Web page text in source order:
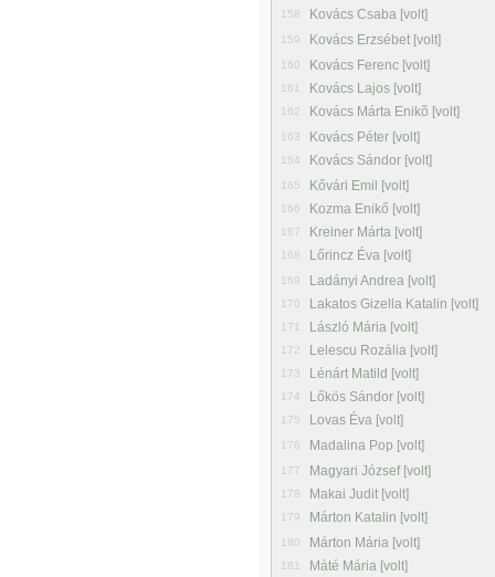
158 Kovács Csaba [volt]
159 Kovács Erzsébet [volt]
160 Kovács Ferenc [volt]
161 Kovács Lajos [volt]
162 Kovács Márta Enikõ [volt]
163 Kovács Péter [volt]
164 Kovács Sándor [volt]
165 Kővári Emil [volt]
166 Kozma Enikő [volt]
167 Kreiner Márta [volt]
168 Lőrincz Éva [volt]
169 Ladányi Andrea [volt]
170 Lakatos Gizella Katalin [volt]
171 László Mária [volt]
172 Lelescu Rozália [volt]
173 Lénárt Matild [volt]
174 Lőkös Sándor [volt]
175 Lovas Éva [volt]
176 Madalina Pop [volt]
177 Magyari József [volt]
178 Makai Judit [volt]
179 Márton Katalin [volt]
180 Márton Mária [volt]
181 Máté Mária [volt]